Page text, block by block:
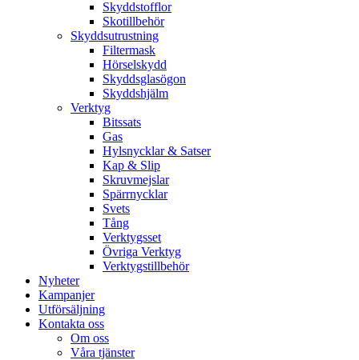
Skyddstofflor
Skotillbehör
Skyddsutrustning
Filtermask
Hörselskydd
Skyddsglasögon
Skyddshjälm
Verktyg
Bitssats
Gas
Hylsnycklar & Satser
Kap & Slip
Skruvmejslar
Spärrnycklar
Svets
Tång
Verktygsset
Övriga Verktyg
Verktygstillbehör
Nyheter
Kampanjer
Utförsäljning
Kontakta oss
Om oss
Våra tjänster